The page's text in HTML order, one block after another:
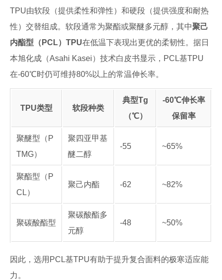
TPU由软段（提供柔性和弹性）和硬段（提供强度和耐热
性）交替组成。软段通常为聚酯或聚醚多元醇，其中聚己
内酯型（PCL）TPU在低温下表现出更优的柔韧性。据日
本旭化成（Asahi Kasei）技术白皮书显示，PCL基TPU
在-60℃时仍可维持80%以上的常温伸长率。
TPU类型 软段种类
典型Tg
（℃）
-60℃伸长率
保留率
聚醚型（P
TMG）
聚四亚甲基
醚二醇
-55 ~65%
聚酯型（P
CL）
聚己内酯 -62 ~82%
聚碳酸酯型
聚碳酸酯多
元醇
-48 ~50%
因此，选用PCL基TPU有助于提升复合面料的极寒适应能
力。